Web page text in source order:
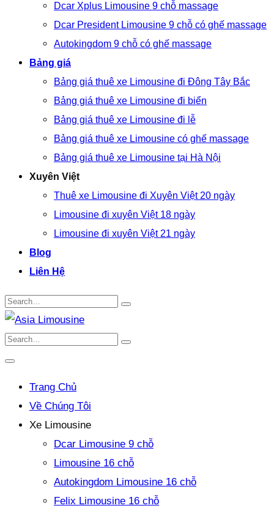
Dcar Xplus Limousine 9 chỗ massage
Dcar President Limousine 9 chỗ có ghế massage
Autokingdom 9 chỗ có ghế massage
Bảng giá
Bảng giá thuê xe Limousine đi Đông Tây Bắc
Bảng giá thuê xe Limousine đi biển
Bảng giá thuê xe Limousine đi lễ
Bảng giá thuê xe Limousine có ghế massage
Bảng giá thuê xe Limousine tại Hà Nội
Xuyên Việt
Thuê xe Limousine đi Xuyên Việt 20 ngày
Limousine đi xuyên Việt 18 ngày
Limousine đi xuyên Việt 21 ngày
Blog
Liên Hệ
Trang Chủ
Về Chúng Tôi
Xe Limousine
Dcar Limousine 9 chỗ
Limousine 16 chỗ
Autokingdom Limousine 16 chỗ
Felix Limousine 16 chỗ